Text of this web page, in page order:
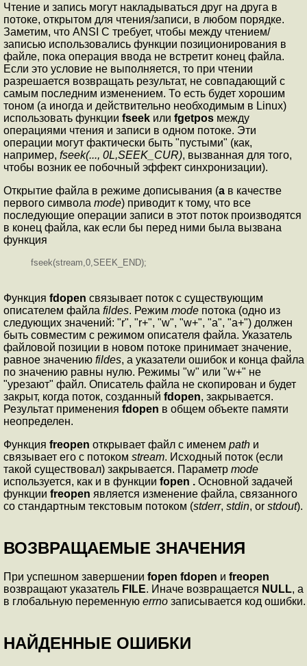
Чтение и запись могут накладываться друг на друга в
потоке, открытом для чтения/записи, в любом порядке.
Заметим, что ANSI C требует, чтобы между чтением/
записью использовались функции позиционирования в
файле, пока операция ввода не встретит конец файла.
Если это условие не выполняется, то при чтении
разрешается возвращать результат, не совпадающий с
самым последним изменением. То есть будет хорошим
тоном (а иногда и действительно необходимым в Linux)
использовать функции fseek или fgetpos между
операциями чтения и записи в одном потоке. Эти
операции могут фактически быть "пустыми" (как,
например, fseek(..., 0L,SEEK_CUR), вызванная для того,
чтобы возник ее побочный эффект синхронизации).
Открытие файла в режиме дописывания (a в качестве
первого символа mode) приводит к тому, что все
последующие операции записи в этот поток производятся
в конец файла, как если бы перед ними была вызвана
функция
fseek(stream,0,SEEK_END);
Функция fdopen связывает поток с существующим
описателем файла fildes. Режим mode потока (одно из
следующих значений: "r", "r+", "w", "w+", "a", "a+") должен
быть совместим с режимом описателя файла. Указатель
файловой позиции в новом потоке принимает значение,
равное значению fildes, а указатели ошибок и конца файла
по значению равны нулю. Режимы "w" или "w+" не
"урезают" файл. Описатель файла не скопирован и будет
закрыт, когда поток, созданный fdopen, закрывается.
Результат применения fdopen в общем объекте памяти
неопределен.
Функция freopen открывает файл с именем path и
связывает его с потоком stream. Исходный поток (если
такой существовал) закрывается. Параметр mode
используется, как и в функции fopen . Основной задачей
функции freopen является изменение файла, связанного
со стандартным текстовым потоком (stderr, stdin, or stdout).
ВОЗВРАЩАЕМЫЕ ЗНАЧЕНИЯ
При успешном завершении fopen fdopen и freopen
возвращают указатель FILE. Иначе возвращается NULL, а
в глобальную переменную errno записывается код ошибки.
НАЙДЕННЫЕ ОШИБКИ